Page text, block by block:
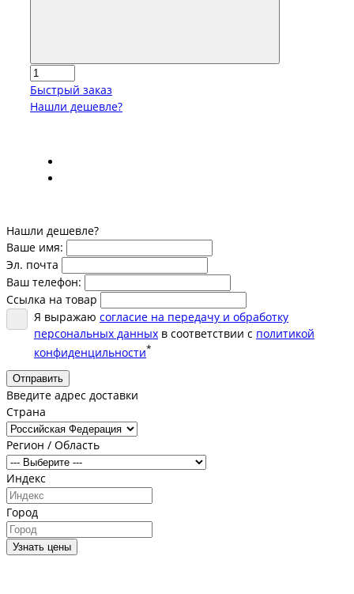
Быстрый заказ
Нашли дешевле?
Нашли дешевле?
Ваше имя:
Эл. почта
Ваш телефон:
Ссылка на товар
Я выражаю согласие на передачу и обработку
персональных данных в соответствии с политикой
конфиденцильности*
Отправить
Введите адрес доставки
Страна
Регион / Область
Индекс
Город
Узнать цены